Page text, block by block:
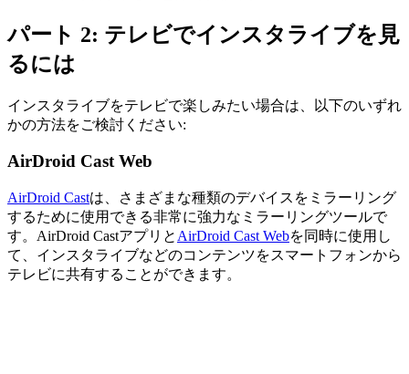
パート 2: テレビでインスタライブを見
るには
インスタライブをテレビで楽しみたい場合は、以下のいずれ
かの方法をご検討ください:
AirDroid Cast Web
AirDroid Castは、さまざまな種類のデバイスをミラーリング
するために使用できる非常に強力なミラーリングツールで
す。AirDroid Castアプリと AirDroid Cast Webを同時に使用し
て、インスタライブなどのコンテンツをスマートフォンから
テレビに共有することができます。